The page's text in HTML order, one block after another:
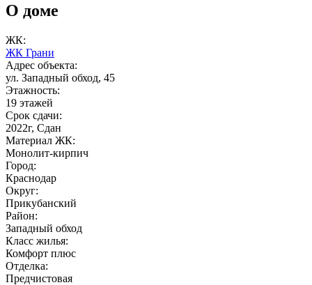
О доме
ЖК:
ЖК Грани
Адрес объекта:
ул. Западный обход, 45
Этажность:
19 этажей
Срок сдачи:
2022г, Сдан
Материал ЖК:
Монолит-кирпич
Город:
Краснодар
Округ:
Прикубанский
Район:
Западный обход
Класс жилья:
Комфорт плюс
Отделка:
Предчистовая